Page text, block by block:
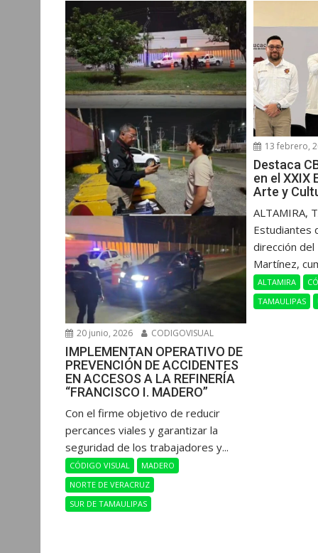
r
20 junio, 2026 CODIGOVISUAL
IMPLEMENTAN OPERATIVO DE
PREVENCIÓN DE ACCIDENTES
EN ACCESOS A LA REFINERÍA
“FRANCISCO I. MADERO”
Con el firme objetivo de reducir
percances viales y garantizar la
seguridad de los trabajadores y...
CÓDIGO VISUAL
MADERO
NORTE DE VERACRUZ
SUR DE TAMAULIPAS
13 febrero,
Destaca
en el XXIX
Arte y
ALTAMIRA,
Estudiantes
dirección del
Martínez,
ALTAMIRA
TAMAULIPAS